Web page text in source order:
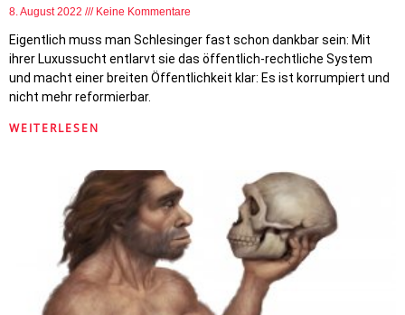
8. August 2022 Keine Kommentare
Eigentlich muss man Schlesinger fast schon dankbar sein: Mit
ihrer Luxussucht entlarvt sie das öffentlich-rechtliche System
und macht einer breiten Öffentlichkeit klar: Es ist korrumpiert und
nicht mehr reformierbar.
WEITERLESEN